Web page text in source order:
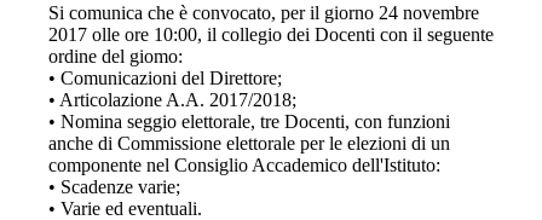
Si comunica che è convocato, per il giorno 24 novembre
2017 olle ore 10:00, il collegio dei Docenti con il seguente
ordine del giomo:
• Comunicazioni del Direttore;
• Articolazione A.A. 2017/2018;
• Nomina seggio elettorale, tre Docenti, con funzioni
anche di Commissione elettorale per le elezioni di un
componente nel Consiglio Accademico dell'Istituto:
• Scadenze varie;
• Varie ed eventuali.